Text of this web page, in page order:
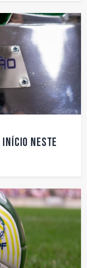
início neste